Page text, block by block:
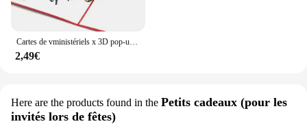
2,49€
Here are the products found in the Petits cadeaux (pour les
invités lors de fêtes)